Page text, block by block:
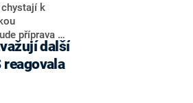
k
příprava na
s novináři
v
Popsal i
političtí
reagovala